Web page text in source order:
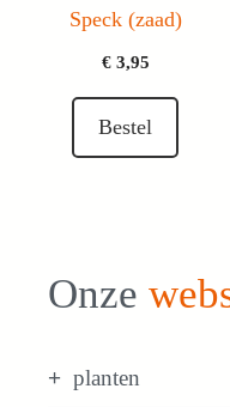
Speck (zaad)
€3,95
Bestel
Onze
planten